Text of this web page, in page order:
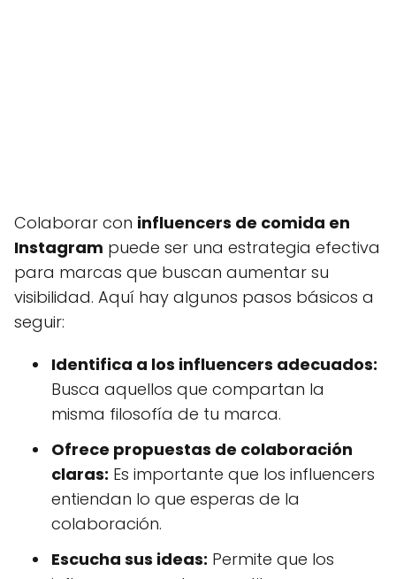
Colaborar con influencers de comida en
Instagram puede ser una estrategia efectiva
para marcas que buscan aumentar su
visibilidad. Aquí hay algunos pasos básicos a
seguir:
Identifica a los influencers adecuados:
Busca aquellos que compartan la
misma filosofía de tu marca.
Ofrece propuestas de colaboración
claras: Es importante que los influencers
entiendan lo que esperas de la
colaboración.
Escucha sus ideas: Permite que los